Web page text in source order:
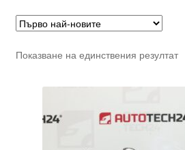
Показване на единствения резултат